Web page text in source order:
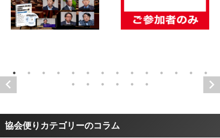
協会便りカテゴリーのコラム